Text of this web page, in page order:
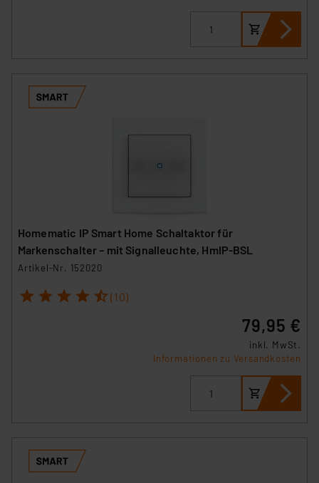
Homematic IP Smart Home Schaltaktor für
Markenschalter – mit Signalleuchte, HmIP-BSL
Artikel-Nr. 152020
1 2 3 4 5 (10)
79,95 €
inkl. MwSt.
Informationen zu Versandkosten